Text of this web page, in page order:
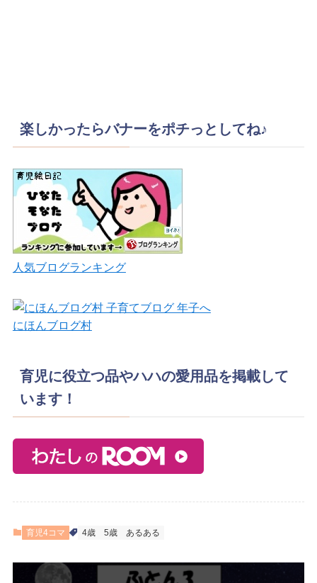
楽しかったらバナーをポチっとしてね♪
人気ブログランキング
にほんブログ村
育児に役立つ品やハハの愛用品を掲載して
います！
育児4コマ 4歳 5歳 あるある